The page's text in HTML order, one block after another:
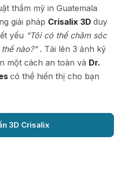
thẩm mỹ in Guatemala
giải pháp Crisalix 3D duy
yếu "Tôi có thể chăm sóc
nào?" . Tải lên 3 ảnh kỹ
một cách an toàn và Dr.
có thể hiển thị cho bạn
3D Crisalix